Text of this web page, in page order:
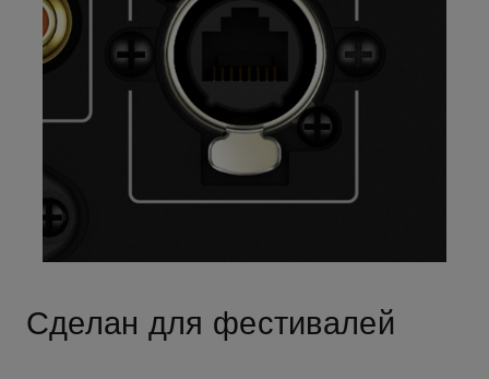
Сделан для фестивалей